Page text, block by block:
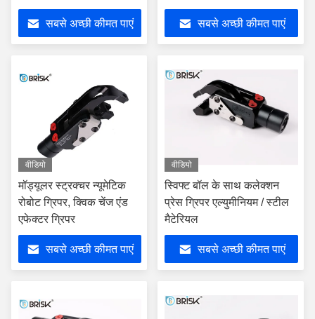
सबसे अच्छी कीमत पाएं सबसे अच्छी कीमत पाएं
वीडियो
मॉड्यूलर स्ट्रक्चर न्यूमेटिक
रोबोट ग्रिपर, क्विक चेंज एंड
एफेक्टर ग्रिपर
सबसे अच्छी कीमत पाएं
वीडियो
स्विफ्ट बॉल के साथ कलेक्शन
प्रेस ग्रिपर एल्युमीनियम / स्टील
मैटेरियल
सबसे अच्छी कीमत पाएं